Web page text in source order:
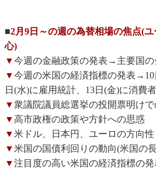
■2月9日～の週の為替相場の焦点(
心)
▼今週の金融政策の発表→主要国の
▼今週の米国の経済指標の発表→10
日(水)に雇用統計、13日(金)に消費
▼衆議院議員総選挙の投開票明け
▼高市政権の政策や方針への思惑
▼米ドル、日本円、ユーロの方向性
▼米国の国債利回りの動向(米国の
▼注目度の高い米国の経済指標の